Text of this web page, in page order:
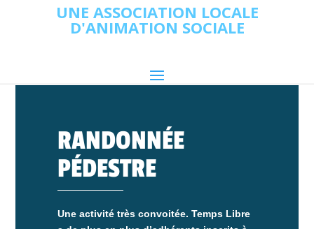
UNE ASSOCIATION LOCALE
D'ANIMATION SOCIALE
RANDONNÉE
PÉDESTRE
Une activité très convoitée. Temps Libre